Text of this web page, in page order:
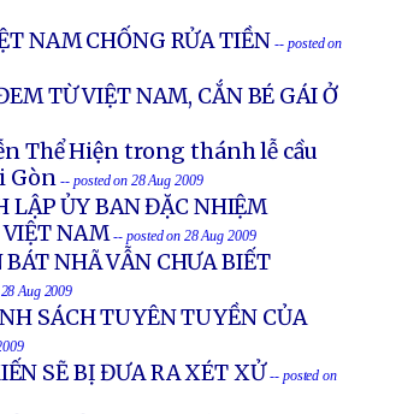
NAM CHỐNG RỬA TIỀN -- posted on
TỪ VIỆT NAM, CẮN BÉ GÁI Ở
Thể Hiện trong thánh lễ cầu
Gòn -- posted on 28 Aug 2009
LẬP ỦY BAN ĐẶC NHIỆM
VIỆT NAM -- posted on 28 Aug 2009
NHÃ VẪN CHƯA BIẾT
Aug 2009
SÁCH TUYÊN TUYỀN CỦA
SẼ BỊ ĐƯA RA XÉT XỬ -- posted on